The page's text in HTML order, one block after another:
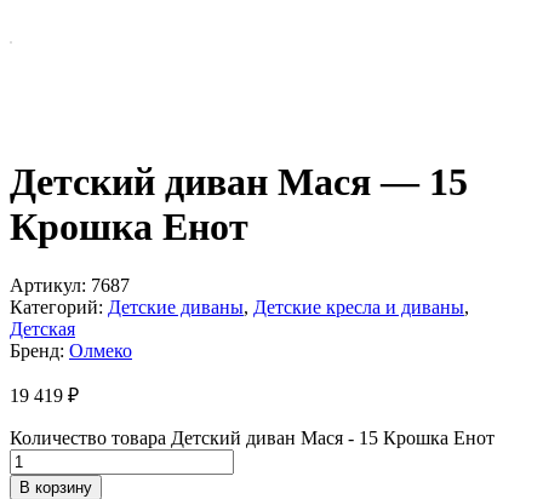
Детский диван Мася — 15
Крошка Енот
Артикул: 7687
Категорий: Детские диваны, Детские кресла и диваны,
Детская
Бренд: Олмеко
19 419 ₽
Количество товара Детский диван Мася - 15 Крошка Енот
В корзину